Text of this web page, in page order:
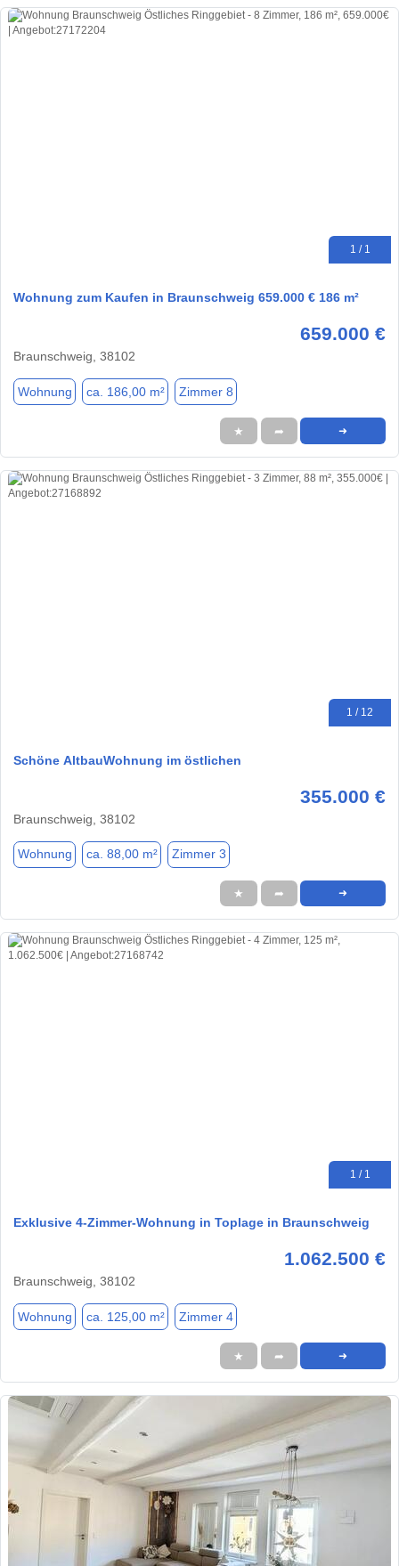
1 / 1
Wohnung zum Kaufen in Braunschweig 659.000 € 186 m²
659.000 €
Braunschweig, 38102
Wohnung ca. 186,00 m² Zimmer 8
★ ➦ ➜
1 / 12
Schöne AltbauWohnung im östlichen
355.000 €
Braunschweig, 38102
Wohnung ca. 88,00 m² Zimmer 3
★ ➦ ➜
1 / 1
Exklusive 4-Zimmer-Wohnung in Toplage in Braunschweig
1.062.500 €
Braunschweig, 38102
Wohnung ca. 125,00 m² Zimmer 4
★ ➦ ➜